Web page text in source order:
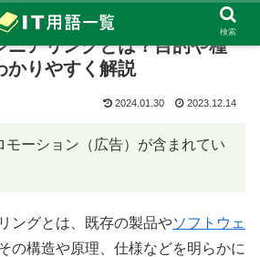
ニアリングとは？目的や種
かりやすく解説
2024.01.30 2023.12.14
ーション（広告）が含まれてい
ングとは、既存の製品やソフトウェ
の構造や原理、仕様などを明らかに
検索